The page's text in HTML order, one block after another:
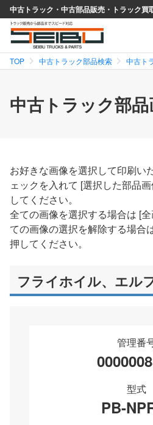
中古トラック・中古部品販売・トラック買
TOP 中古トラック部品検索 中古ト
中古トラック部
お好きな画像を選択して印刷い
ェックを入れて [選択した部品
してください。
全ての画像を選択する場合は [
ての画像の選択を解除する場合
押してください。
フライホイル、エル
管理番
型式
PB-